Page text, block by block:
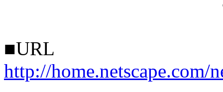
■URL
http://home.netscape.com/